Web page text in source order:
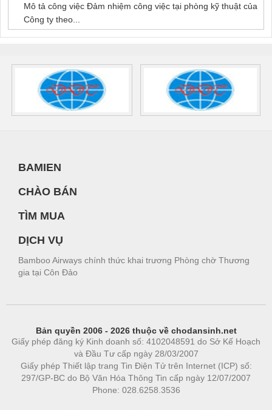
Mô tả công việc Đảm nhiệm công việc tại phòng kỹ thuật của
Công ty theo...
BAMIEN
CHÀO BÁN
TÌM MUA
DỊCH VỤ
Bamboo Airways chính thức khai trương Phòng chờ Thương
gia tại Côn Đảo
Bản quyền 2006 - 2026 thuộc về chodansinh.net
Giấy phép đăng ký Kinh doanh số: 4102048591 do Sở Kế Hoạch
và Đầu Tư cấp ngày 28/03/2007
Giấy phép Thiết lập trang Tin Điện Tử trên Internet (ICP) số:
297/GP-BC do Bộ Văn Hóa Thông Tin cấp ngày 12/07/2007
Phone: 028.6258.3536